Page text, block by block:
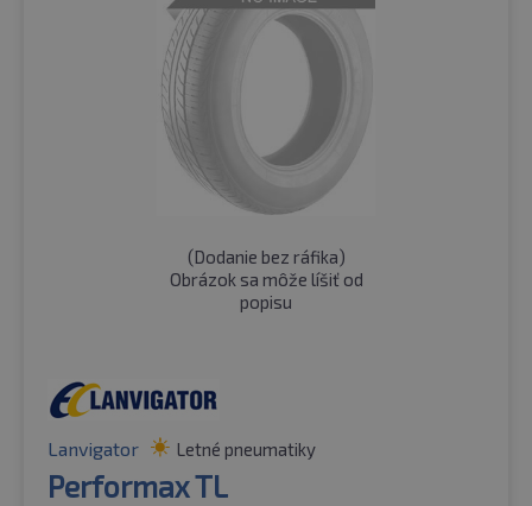
(Dodanie bez ráfika)
Obrázok sa môže líšiť od
popisu
Lanvigator Letné pneumatiky
Performax TL